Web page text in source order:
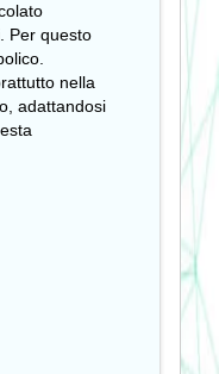
Per questo
nella
adattandosi